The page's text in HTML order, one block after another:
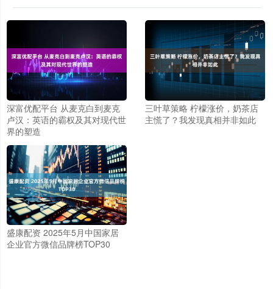
深富优配平台 从麦克白到麦克
卢汉：英语的霸权及其对现代世
界的塑造
三叶草策略 柠檬涨价，奶茶店
主慌了？我发现真相并非如此
盛康配资 2025年5月中国家居
企业官方微信品牌榜TOP30